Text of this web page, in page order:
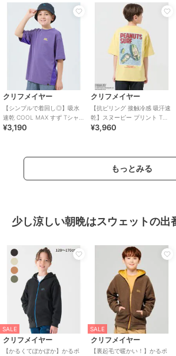
クリフメイヤー
【シンプルで着回し◎】吸水
速乾 COOL MAX すず Tシャツ
半袖 120cm～170cm
¥3,190
クリフメイヤー
【抗ピリング 接触冷感 吸汗速
乾】スヌーピー プリント Tシ
ャツ サーフ 120cm～170cm
¥3,960
もっとみる
少し涼しい朝晩はスウェットの出
SALE
クリフメイヤー
【かるくてぽかぽか】かるポ
SALE
クリフメイヤー
【裏起毛で暖かい！】かるポ